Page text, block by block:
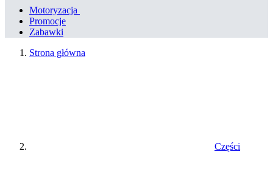
Motoryzacja
Promocje
Zabawki
Strona główna
Części